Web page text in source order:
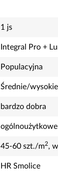
1 js
Integral Pro +
Populacyjna
Średnie/wysokie
bardzo dobra
ogólnoużytkowe
45-60 szt./m2,
HR Smolice